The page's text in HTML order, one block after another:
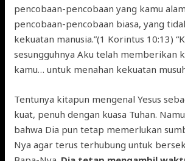
pencobaan-pencobaan yang kamu
pencobaan-pencobaan biasa, yang
kekuatan manusia.”(1 Korintus 10:13)
sesungguhnya Aku telah memberikan
kamu… untuk menahan kekuatan
Tentunya kitapun mengenal Yesus
kuat, penuh dengan kuasa Tuhan.
bahwa Dia pun tetap memerlukan
Nya agar terus terhubung untuk